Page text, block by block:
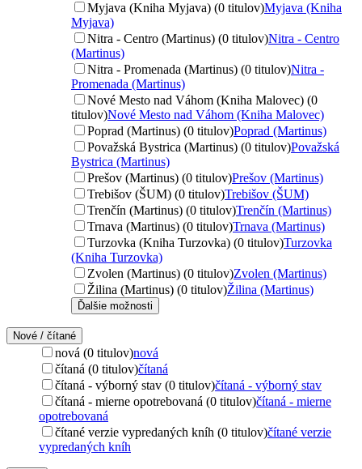
Myjava (Kniha Myjava) (0 titulov)Myjava (Kniha
Myjava)
Nitra - Centro (Martinus) (0 titulov)Nitra - Centro
(Martinus)
Nitra - Promenada (Martinus) (0 titulov)Nitra -
Promenada (Martinus)
Nové Mesto nad Váhom (Kniha Malovec) (0
titulov)Nové Mesto nad Váhom (Kniha Malovec)
Poprad (Martinus) (0 titulov)Poprad (Martinus)
Považská Bystrica (Martinus) (0 titulov)Považská
Bystrica (Martinus)
Prešov (Martinus) (0 titulov)Prešov (Martinus)
Trebišov (ŠUM) (0 titulov)Trebišov (ŠUM)
Trenčín (Martinus) (0 titulov)Trenčín (Martinus)
Trnava (Martinus) (0 titulov)Trnava (Martinus)
Turzovka (Kniha Turzovka) (0 titulov)Turzovka
(Kniha Turzovka)
Zvolen (Martinus) (0 titulov)Zvolen (Martinus)
Žilina (Martinus) (0 titulov)Žilina (Martinus)
Ďalšie možnosti
Nové / čítané
nová (0 titulov)nová
čítaná (0 titulov)čítaná
čítaná - výborný stav (0 titulov)čítaná - výborný stav
čítaná - mierne opotrebovaná (0 titulov)čítaná - mierne
opotrebovaná
čítané verzie vypredaných kníh (0 titulov)čítané verzie
vypredaných kníh